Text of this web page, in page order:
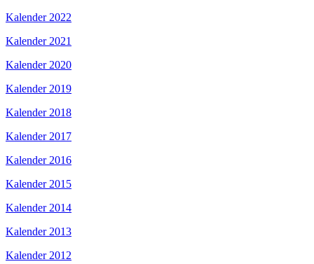
Kalender 2022
Kalender 2021
Kalender 2020
Kalender 2019
Kalender 2018
Kalender 2017
Kalender 2016
Kalender 2015
Kalender 2014
Kalender 2013
Kalender 2012